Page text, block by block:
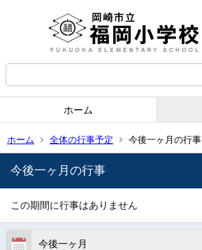
ホーム
ホーム 全体の行事予定 今後一ヶ月の行事
今後一ヶ月
今後一ヶ月の行事
この期間に行事はありません